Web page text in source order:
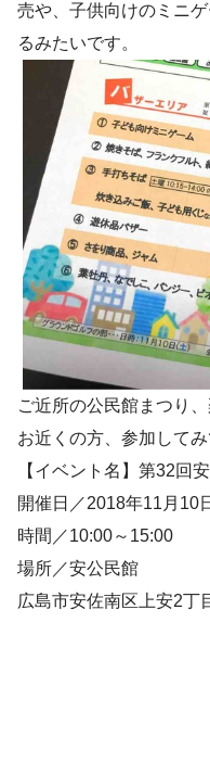
売や、子供向けのミニ
るみたいです。
ご近所の公民館まつり、
お近くの方、参加してみ
【イベント名】第32回
開催日／2018年11月10
時間／10:00～15:00
場所／安公民館
広島市安佐南区上安2丁